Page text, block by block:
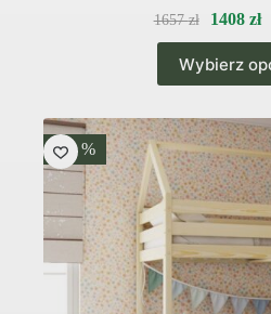
1657zł 1408 zł
Wybierz
ma
na
-15 %